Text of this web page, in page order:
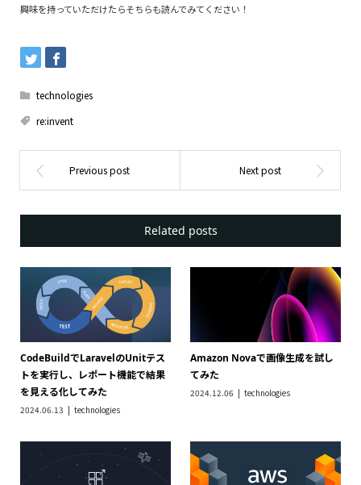
興味を持っていただけたらそちらも読んでみてください！
technologies
re:invent
Related posts
CodeBuildでLaravelのUnitテス
トを実行し、レポート機能で結果
を見える化してみた
2024.06.13 technologies
Amazon Novaで画像生成を試し
てみた
2024.12.06 technologies